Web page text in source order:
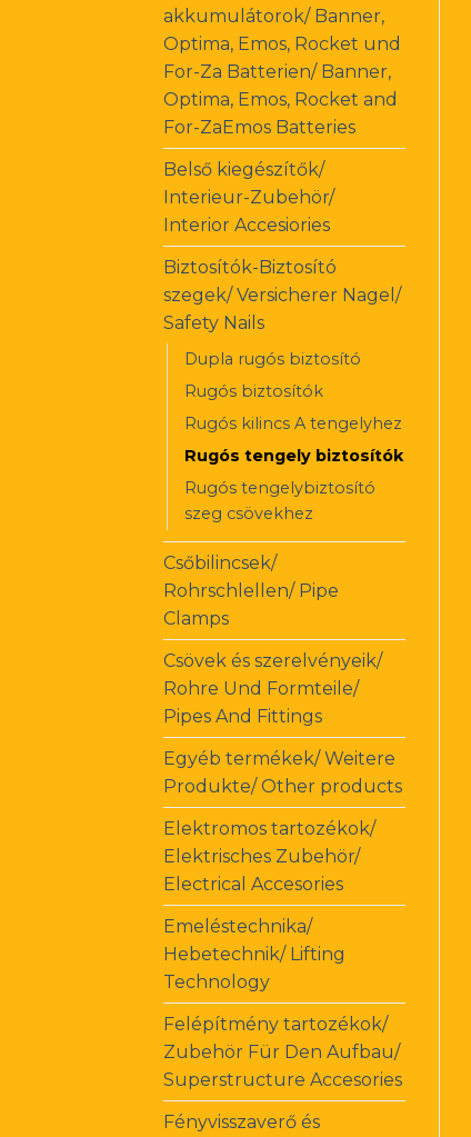
akkumulátorok/ Banner,
Optima, Emos, Rocket und
For-Za Batterien/ Banner,
Optima, Emos, Rocket and
For-ZaEmos Batteries
Belső kiegészítők/
Interieur-Zubehör/
Interior Accesiories
Biztosítók-Biztosító
szegek/ Versicherer Nagel/
Safety Nails
Dupla rugós biztosító
Rugós biztosítók
Rugós kilincs A tengelyhez
Rugós tengely biztosítók
Rugós tengelybiztosító
szeg csövekhez
Csőbilincsek/
Rohrschlellen/ Pipe
Clamps
Csövek és szerelvényeik/
Rohre Und Formteile/
Pipes And Fittings
Egyéb termékek/ Weitere
Produkte/ Other products
Elektromos tartozékok/
Elektrisches Zubehör/
Electrical Accesories
Emeléstechnika/
Hebetechnik/ Lifting
Technology
Felépítmény tartozékok/
Zubehör Für Den Aufbau/
Superstructure Accesories
Fényvisszaverő és